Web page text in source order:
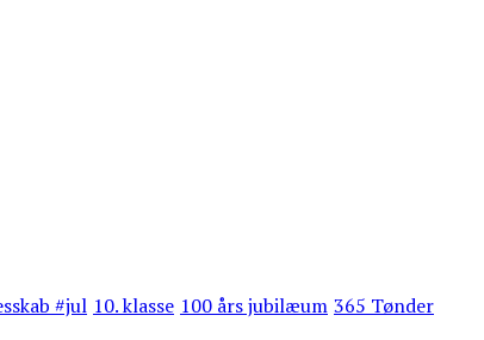
#jul 10. klasse 100 års jubilæum 365 Tønder